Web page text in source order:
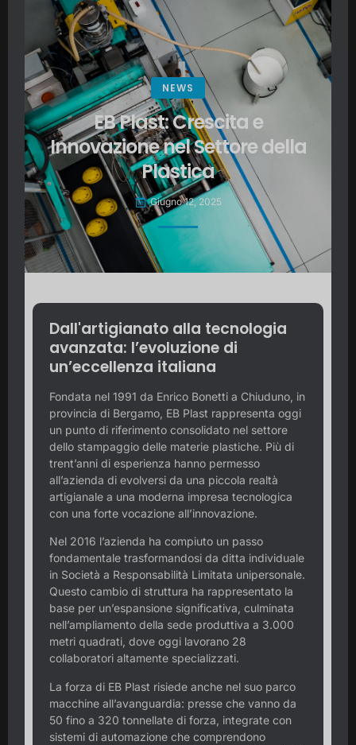
NEWS
EB Plast: Crescita e
Innovazione nel Settore della
Plastica
Giugno 12, 2025
Dall'artigianato alla tecnologia
avanzata: l’evoluzione di
un’eccellenza italiana
Fondata nel 1991 da Enrico Bonetti a Chiuduno, in
provincia di Bergamo, EB Plast rappresenta oggi
un punto di riferimento consolidato nel settore
dello stampaggio delle materie plastiche. Più di
trent’anni di esperienza hanno permesso
all’azienda di evolversi da una piccola realtà
artigianale a una moderna impresa tecnologica
con una forte vocazione all’innovazione.
Nel 2016 l’azienda ha compiuto un passo
fondamentale trasformandosi da ditta individuale
in Società a Responsabilità Limitata unipersonale.
Questo cambio di struttura ha rappresentato la
base per un’espansione significativa, culminata
nell’ampliamento della sede produttiva a 3.000
metri quadrati, dove oggi lavorano 28
collaboratori altamente specializzati.
La forza di EB Plast risiede anche nel suo parco
macchine all’avanguardia: presse che vanno da
50 fino a 320 tonnellate di forza, integrate con
sistemi di automazione che comprendono